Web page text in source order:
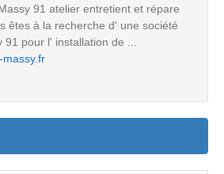
91 atelier entretient et répare
êtes à la recherche d' une société
pour l' installation de ...
massy.fr